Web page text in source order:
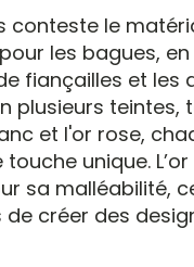
conteste le
les bagues,
fiançailles et les
plusieurs teintes,
et l'or rose,
unique.
sa malléabilité,
de créer des